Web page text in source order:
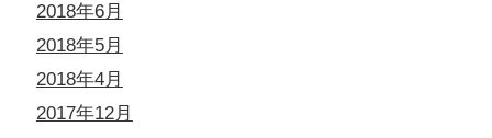
2018年6月
2018年5月
2018年4月
2017年12月